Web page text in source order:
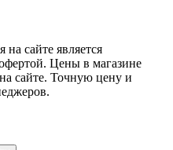
сайте является
Цены в магазине
сайте. Точную цену и